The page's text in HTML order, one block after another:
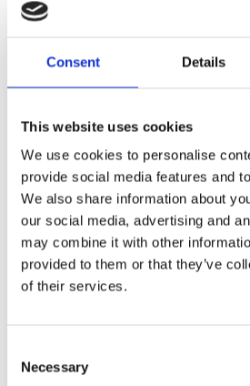
Consent Details
This website uses cookies
We use cookies to personalise
provide social media features and
We also share information about
our social media, advertising and
may combine it with other
provided to them or that they’ve
of their services.
Necessary
Växel - 0472-77131
Företagsnamn:
Calles Chopperdelar
556643-3362
Adress:
34263 Moheda
Sverige